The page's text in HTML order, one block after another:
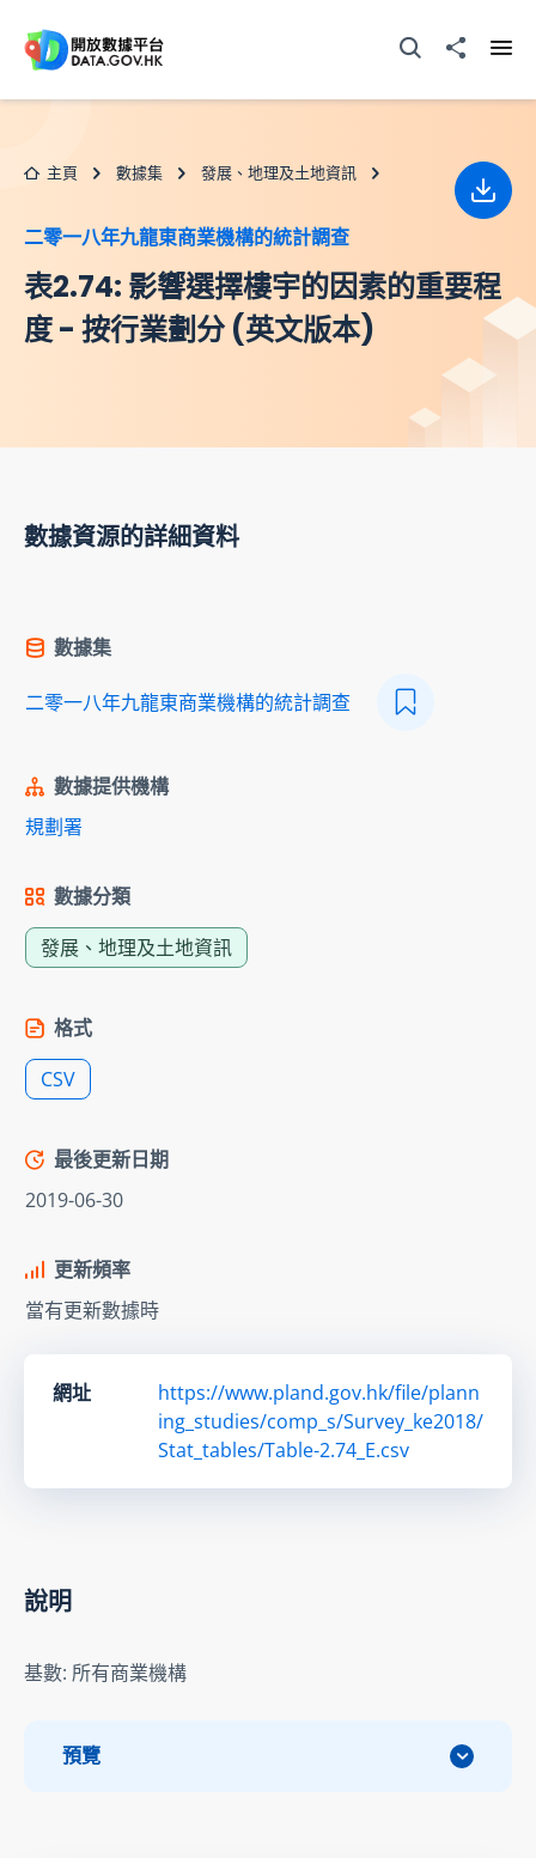
打開搜尋器分享至
主頁 數據集 發展、地理及土地資訊
二零一八年九龍東商業機構的統計調查
表2.74: 影響選擇樓宇的因素的重要程
度 - 按行業劃分 (英文版本)
下載
數據資源的詳細資料
數據集
二零一八年九龍東商業機構的統計調查
數據提供機構
規劃署
數據分類
發展、地理及土地資訊
格式
CSV
最後更新日期
2019-06-30
更新頻率
當有更新數據時
網址
https://www.pland.gov.hk/file/plann
ing_studies/comp_s/Survey_ke2018/
Stat_tables/Table-2.74_E.csv
說明
基數: 所有商業機構
預覽